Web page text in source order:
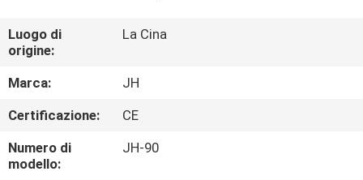
CIRCA
NOI
GIRO
DELLA
FABBRICA
Luogo di
origine:
La Cina
Marca:
JH
Certificazione:
CE
Numero di
modello:
JH-90